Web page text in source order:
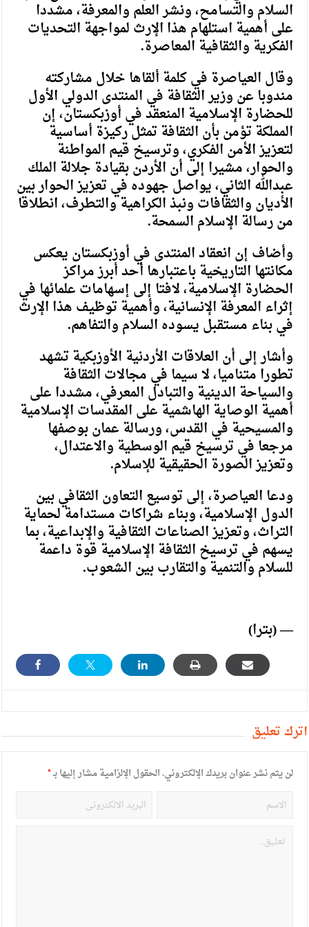
السلام والتسامح، ونشر العلم والمعرفة، مشددا
على أهمية استلهام هذا الإرث لمواجهة التحديات
الفكرية والثقافية المعاصرة.
وقال العياصرة في كلمة ألقاها خلال مشاركته
مندوبا عن وزير الثقافة في المنتدى الدولي الأول
للحضارة الإسلامية المنعقد في أوزبكستان، إن
المملكة تؤمن بأن الثقافة تمثل ركيزة أساسية
لتعزيز الأمن الفكري، وترسيخ قيم المواطنة
والحوار، مشيرا إلى أن الأردن بقيادة جلالة الملك
عبدالله الثاني، يواصل جهوده في تعزيز الحوار بين
الأديان والثقافات ونبذ الكراهية والتطرف، انطلاقا
من رسالة الإسلام السمحة.
وأضاف إن انعقاد المنتدى في أوزبكستان يعكس
مكانتها التاريخية باعتبارها أحد أبرز مراكز
الحضارة الإسلامية، لافتا إلى إسهامات علمائها في
إثراء المعرفة الإنسانية، وأهمية توظيف هذا الإرث
في بناء مستقبل يسوده السلام والتفاهم.
وأشار إلى أن العلاقات الأردنية الأوزبكية تشهد
تطورا متناميا، لا سيما في مجالات الثقافة
والسياحة الدينية والتبادل المعرفي، مشددا على
أهمية الوصاية الهاشمية على المقدسات الإسلامية
والمسيحية في القدس، ورسالة عمان بوصفها
مرجعا في ترسيخ قيم الوسطية والاعتدال،
وتعزيز الصورة الحقيقية للإسلام.
ودعا العياصرة، إلى توسيع التعاون الثقافي بين
الدول الإسلامية، وبناء شراكات مستدامة لحماية
التراث، وتعزيز الصناعات الثقافية والإبداعية، بما
يسهم في ترسيخ الثقافة الإسلامية قوة داعمة
للسلام والتنمية والتقارب بين الشعوب.
— (بترا)
أترك تعليق
لن يتم نشر عنوان بريدك الإلكتروني.الحقول الإلزامية مشار إليها بـ*